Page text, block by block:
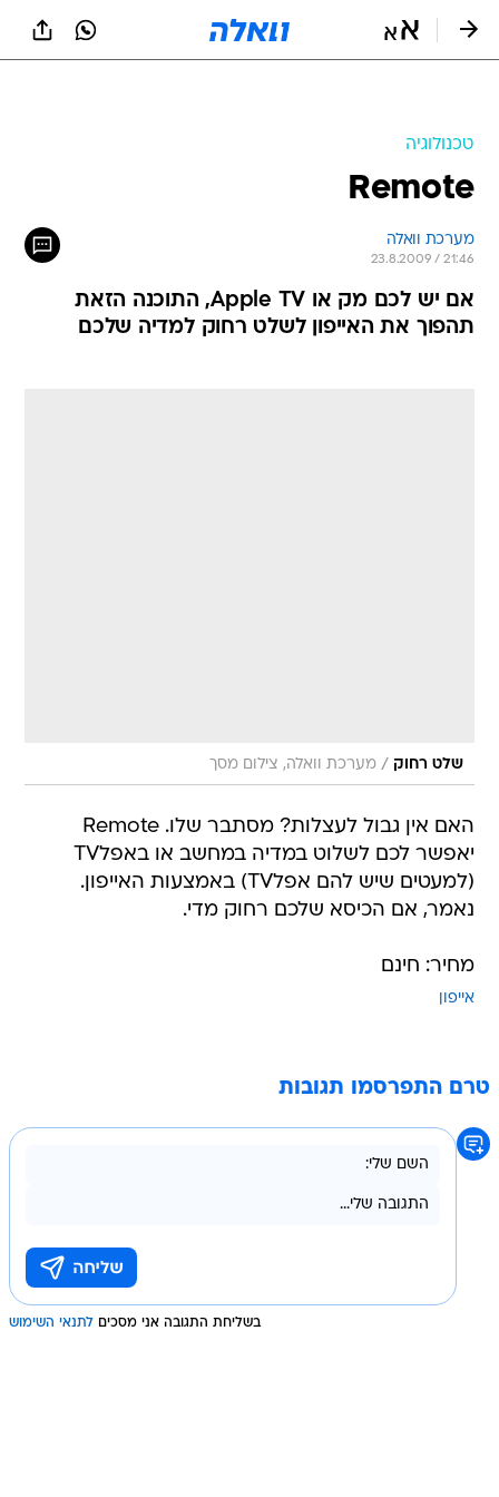
טכנולוגיה
Remote
מערכת וואלה
23.8.2009 / 21:46
אם יש לכם מק או Apple TV, התוכנה הזאת
תהפוך את האייפון לשלט רחוק למדיה שלכם
שלט רחוק / מערכת וואלה, צילום מסך
האם אין גבול לעצלות? מסתבר שלו. Remote
יאפשר לכם לשלוט במדיה במחשב או באפלTV
(למעטים שיש להם אפלTV) באמצעות האייפון.
נאמר, אם הכיסא שלכם רחוק מדי.
מחיר: חינם
אייפון
טרם התפרסמו תגובות
בשליחת התגובה אני מסכים לתנאי השימוש